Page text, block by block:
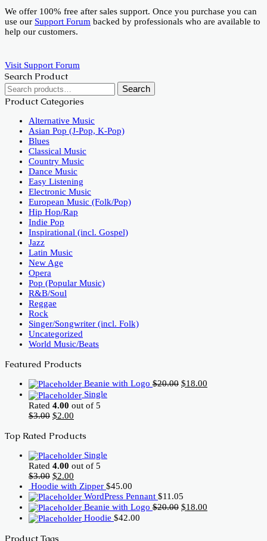
We offer 100% free after sales support. Once you purchase you can
use our Support Forum backed by professionals who are available to
help our customers.
Visit Support Forum
Search Product
Search
for:
Search
Product Categories
Alternative Music
Asian Pop (J-Pop, K-Pop)
Blues
Classical Music
Country Music
Dance Music
Easy Listening
Electronic Music
European Music (Folk/Pop)
Hip Hop/Rap
Indie Pop
Inspirational (incl. Gospel)
Jazz
Latin Music
New Age
Opera
Pop (Popular Music)
R&B/Soul
Reggae
Rock
Singer/Songwriter (incl. Folk)
Uncategorized
World Music/Beats
Featured Products
Beanie with Logo $20.00 Original
$18.00
Single
Rated 4.00 out of 5
$3.00 Original
was:
$2.00
is:
Top Rated Products
Single
Rated 4.00 out of 5
$3.00 Original
price
was:
$3.00.
$2.00
price
is:
$2.00.
Hoodie with Zipper $45.00
WordPress Pennant $11.05
Beanie with Logo $20.00 Original
$18.00
Hoodie $42.00
Product Tags